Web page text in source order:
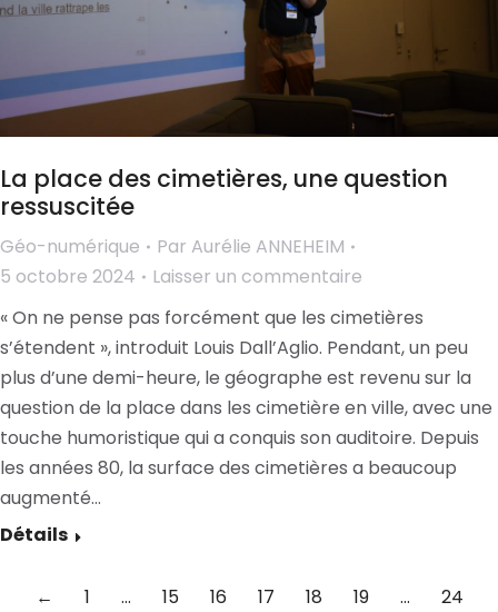
La place des cimetières, une question
ressuscitée
Géo-numérique Par Aurélie ANNEHEIM
5 octobre 2024
Laisser un commentaire
« On ne pense pas forcément que les cimetières
s’étendent », introduit Louis Dall’Aglio. Pendant, un peu
plus d’une demi-heure, le géographe est revenu sur la
question de la place dans les cimetière en ville, avec une
touche humoristique qui a conquis son auditoire. Depuis
les années 80, la surface des cimetières a beaucoup
augmenté…
Détails
← 1 … 15 16 17 18 19 …
24